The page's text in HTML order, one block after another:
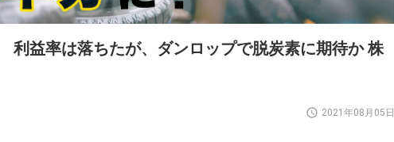
利益率は落ちたが、ダンロップで脱炭素に期待か 株
2021年08月05日